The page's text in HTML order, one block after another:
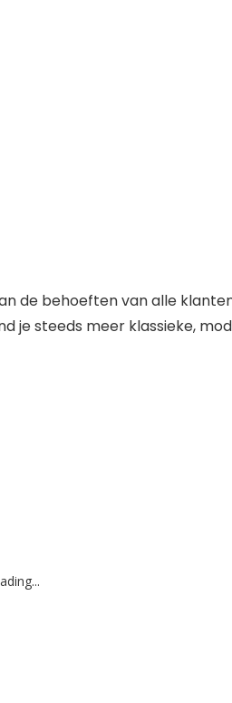
de behoeften van alle
je steeds meer klassieke,